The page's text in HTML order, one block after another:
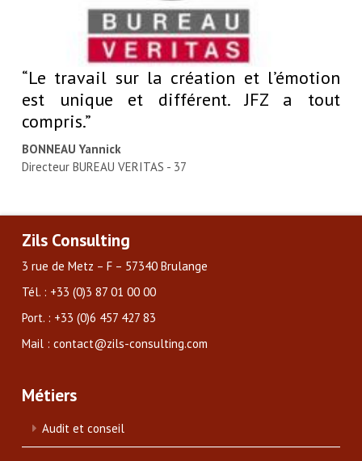
“Le travail sur la création et l’émotion
est unique et différent. JFZ a tout
compris.”
BONNEAU Yannick
Directeur BUREAU VERITAS - 37
Zils Consulting
3 rue de Metz – F – 57340 Brulange
Tél. : +33 (0)3 87 01 00 00
Port. : +33 (0)6 457 427 83
Mail : contact@zils-consulting.com
Métiers
Audit et conseil